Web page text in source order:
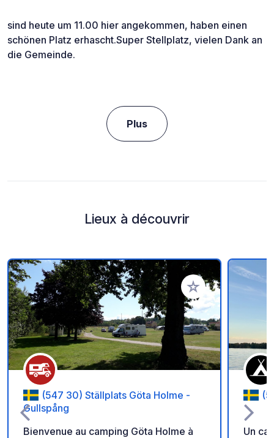
sind heute um 11.00 hier angekommen, haben einen
schönen Platz erhascht.Super Stellplatz, vielen Dank an
die Gemeinde.
Plus
Lieux à découvrir
Ajouter à vos
(547 30) Ställplats Göta Holme -
Gullspång
Bienvenue au camping Göta Holme à
Un